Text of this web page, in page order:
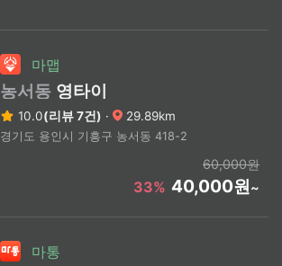
마맵
농서동 영타이
10.0(리뷰 7건) · 29.89km
경기도 용인시 기흥구 농서동 418-2
60,000원
33% 40,000원~
마통